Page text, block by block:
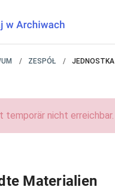
ZESPÓŁ JEDNOSTKA
temporär nicht erreichbar.
Materialien